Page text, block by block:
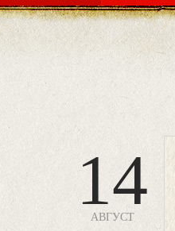
14
АВГУСТ